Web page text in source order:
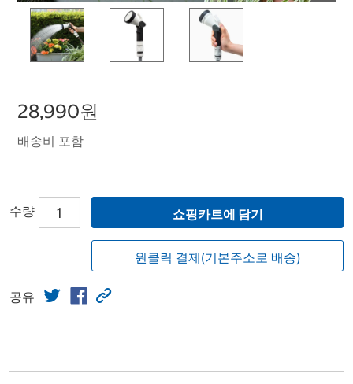
28,990원
배송비 포함
수량 쇼핑카트에 담기
원클릭 결제(기본주소로 배송)
공유